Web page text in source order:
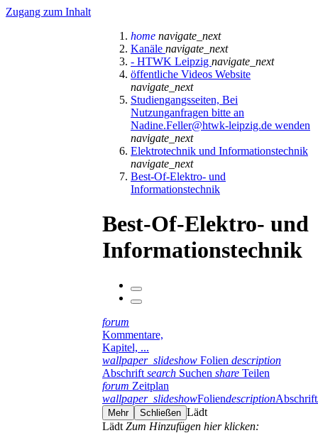
Zugang zum Inhalt
home navigate_next
Kanäle navigate_next
- HTWK Leipzig navigate_next
öffentliche Videos Website
navigate_next
Studiengangsseiten, Bei
Nutzunganfragen bitte an
Nadine.Feller@htwk-leipzig.de wenden
navigate_next
Elektrotechnik und Informationstechnik
navigate_next
Best-Of-Elektro- und
Informationstechnik
Best-Of-Elektro- und
Informationstechnik
forum
Kommentare,
Kapitel, ...
wallpaper_slideshow Folien description
Abschrift search Suchen share Teilen
forum Zeitplan
wallpaper_slideshowFoliendescriptionAbschrift
Mehr Schließen Lädt
Lädt Zum Hinzufügen hier klicken: